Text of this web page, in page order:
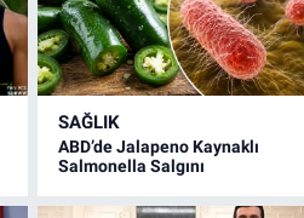
SAĞLIK
ABD’de Jalapeno Kaynaklı
Salmonella Salgını